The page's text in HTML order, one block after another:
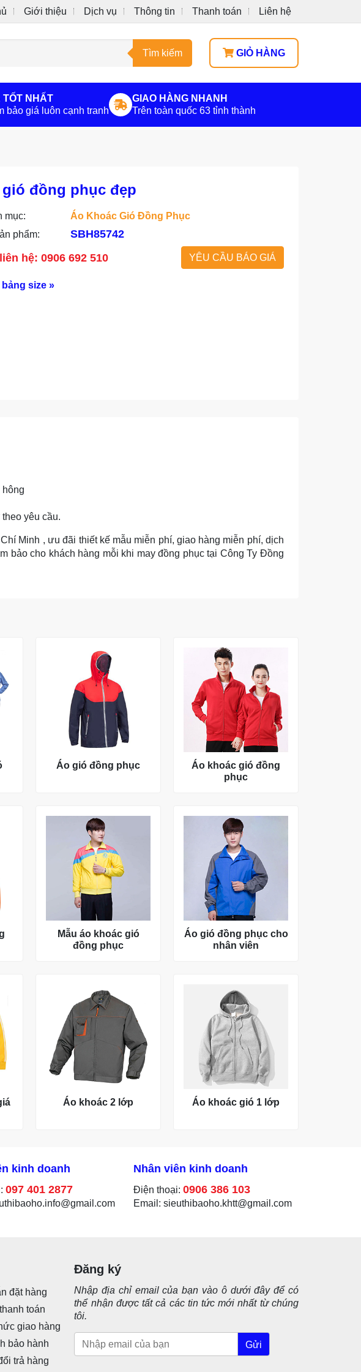
Giới thiệu Dịch vụ Thông tin Thanh toán Liên hệ
Tìm kiếm GIỎ HÀNG
TỐT NHẤT
bảo giá luôn cạnh tranh
GIAO HÀNG NHANH
Trên toàn quốc 63 tỉnh thành
gió đồng phục đẹp
mục:
Áo Khoác Gió Đồng Phục
phẩm:
SBH85742
hệ: 0906 692 510 YÊU CẦU BÁO GIÁ
bảng size »
hông
yêu cầu.
Minh , ưu đãi thiết kế mẫu miễn phí, giao hàng miễn phí, dịch
bảo cho khách hàng mỗi khi may đồng phục tại Công Ty Đồng
Áo gió đồng phục
Áo khoác gió đồng
phục
Mẫu áo khoác gió
đồng phục
Áo gió đồng phục cho
nhân viên
Áo khoác 2 lớp Áo khoác gió 1 lớp
kinh doanh
097 401 2877
Nhân viên kinh doanh
Điện thoại: 0906 386 103
Email: sieuthibaoho.khtt@gmail.com
đặt hàng
toán
giao hàng
bảo hành
trả hàng
Đăng ký
Nhập địa chỉ email của bạn vào ô dưới đây để có
thể nhận được tất cả các tin tức mới nhất từ chúng
tôi.
Gửi